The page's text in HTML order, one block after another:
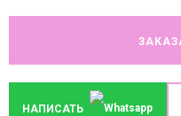
НАПИСАТЬ